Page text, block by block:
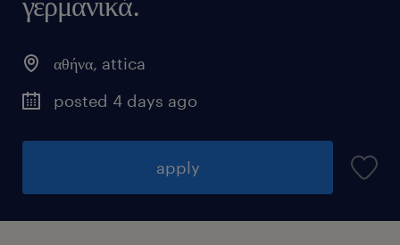
αθήνα, attica
posted 4 days ago
apply